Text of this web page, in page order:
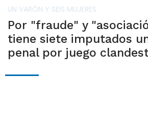
UN VARÓN Y SEIS MUJERES
Por "fraude" y
tiene siete imputados
penal por juego